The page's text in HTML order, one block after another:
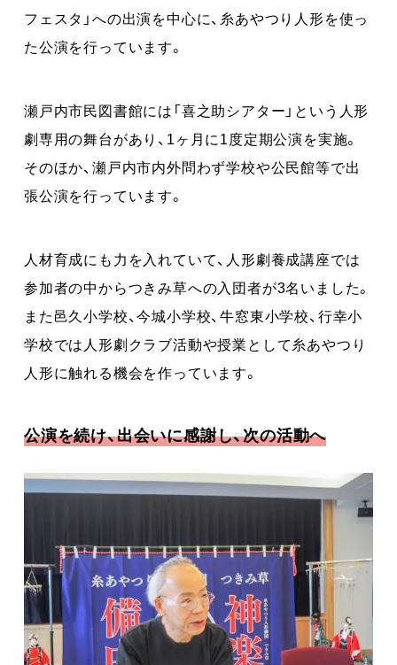
フェスタ」への出演を中心に、糸あやつり人形を使っ
た公演を行っています。
瀬戸内市民図書館には「喜之助シアター」という人形
劇専用の舞台があり、1ヶ月に1度定期公演を実施。
そのほか、瀬戸内市内外問わず学校や公民館等で出
張公演を行っています。
人材育成にも力を入れていて、人形劇養成講座では
参加者の中からつきみ草への入団者が3名いました。
また邑久小学校、今城小学校、牛窓東小学校、行幸小
学校では人形劇クラブ活動や授業として糸あやつり
人形に触れる機会を作っています。
公演を続け、出会いに感謝し、次の活動へ